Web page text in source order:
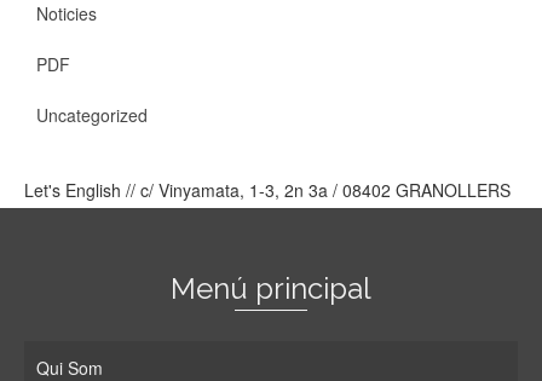
Noticies
PDF
Uncategorized
Let's English // c/ Vinyamata, 1-3, 2n 3a / 08402 GRANOLLERS
Menú principal
Qui Som